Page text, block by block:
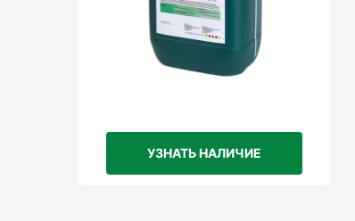
Периодичность
: Обработка каждые 10–14 дней,
Фертигация
УЗНАТЬ НАЛИЧИЕ